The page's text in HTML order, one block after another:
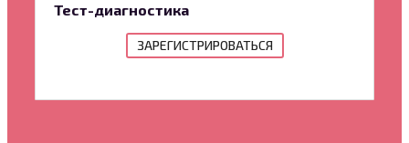
Тест-диагностика
ЗАРЕГИСТРИРОВАТЬСЯ